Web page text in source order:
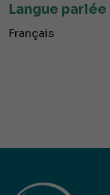
Langue parlée
Français